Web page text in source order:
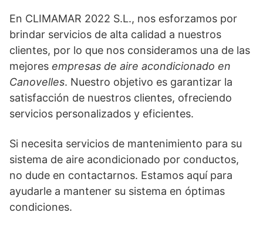
En CLIMAMAR 2022 S.L., nos esforzamos por
brindar servicios de alta calidad a nuestros
clientes, por lo que nos consideramos una de las
mejores empresas de aire acondicionado en
Canovelles. Nuestro objetivo es garantizar la
satisfacción de nuestros clientes, ofreciendo
servicios personalizados y eficientes.
Si necesita servicios de mantenimiento para su
sistema de aire acondicionado por conductos,
no dude en contactarnos. Estamos aquí para
ayudarle a mantener su sistema en óptimas
condiciones.